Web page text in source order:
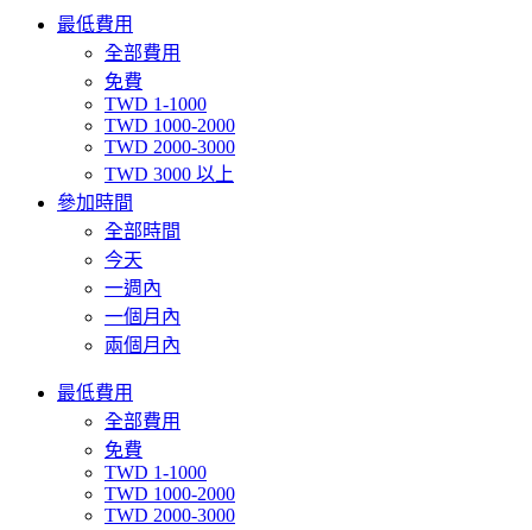
最低費用
全部費用
免費
TWD 1-1000
TWD 1000-2000
TWD 2000-3000
TWD 3000 以上
參加時間
全部時間
今天
一週內
一個月內
兩個月內
最低費用
全部費用
免費
TWD 1-1000
TWD 1000-2000
TWD 2000-3000